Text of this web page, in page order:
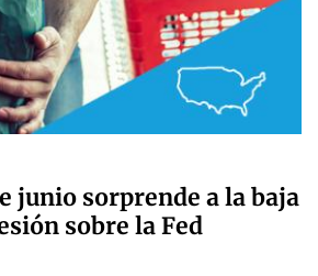
junio sorprende a la baja
sobre la Fed